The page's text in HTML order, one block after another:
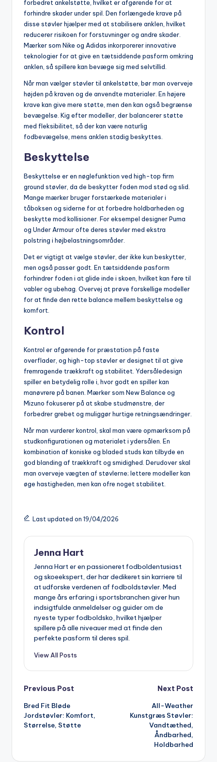
forbedret ankelstøtte, hvilket er afgørende for at
forhindre skader under spil. Den forlængede krave på
disse støvler hjælper med at stabilisere anklen, hvilket
reducerer risikoen for forstuvninger og andre skader.
Mærker som Nike og Adidas inkorporerer innovative
teknologier for at give en tætsiddende pasform omkring
anklen, så spillere kan bevæge sig med selvtillid.
Når man vælger støvler til ankelstøtte, bør man overveje
højden på kraven og de anvendte materialer. En højere
krave kan give mere støtte, men den kan også begrænse
bevægelse. Kig efter modeller, der balancerer støtte
med fleksibilitet, så der kan være naturlig
fodbevægelse, mens anklen stadig beskyttes.
Beskyttelse
Beskyttelse er en nøglefunktion ved high-top firm
ground støvler, da de beskytter foden mod stød og slid.
Mange mærker bruger forstærkede materialer i
tåboksen og siderne for at forbedre holdbarheden og
beskytte mod kollisioner. For eksempel designer Puma
og Under Armour ofte deres støvler med ekstra
polstring i højbelastningsområder.
Det er vigtigt at vælge støvler, der ikke kun beskytter,
men også passer godt. En tætsiddende pasform
forhindrer foden i at glide inde i skoen, hvilket kan føre til
vabler og ubehag. Overvej at prøve forskellige modeller
for at finde den rette balance mellem beskyttelse og
komfort.
Kontrol
Kontrol er afgørende for præstation på faste
overflader, og high-top støvler er designet til at give
fremragende trækkraft og stabilitet. Ydersåledesign
spiller en betydelig rolle i, hvor godt en spiller kan
manøvrere på banen. Mærker som New Balance og
Mizuno fokuserer på at skabe studmønstre, der
forbedrer grebet og muliggør hurtige retningsændringer.
Når man vurderer kontrol, skal man være opmærksom på
studkonfigurationen og materialet i ydersålen. En
kombination af koniske og bladed studs kan tilbyde en
god blanding af trækkraft og smidighed. Derudover skal
man overveje vægten af støvlerne; lettere modeller kan
øge hastigheden, men kan ofre noget stabilitet.
Last updated on 19/04/2026
Jenna Hart
Jenna Hart er en passioneret fodboldentusiast
og skoeekspert, der har dedikeret sin karriere til
at udforske verdenen af fodboldstøvler. Med
mange års erfaring i sportsbranchen giver hun
indsigtfulde anmeldelser og guider om de
nyeste typer fodboldsko, hvilket hjælper
spillere på alle niveauer med at finde den
perfekte pasform til deres spil.
View All Posts
Post
navigation
Previous Post
Bred Fit Bløde
Jordstøvler: Komfort,
Størrelse, Støtte
Next Post
All-Weather
Kunstgræs Støvler:
Vandtæthed,
Åndbarhed,
Holdbarhed